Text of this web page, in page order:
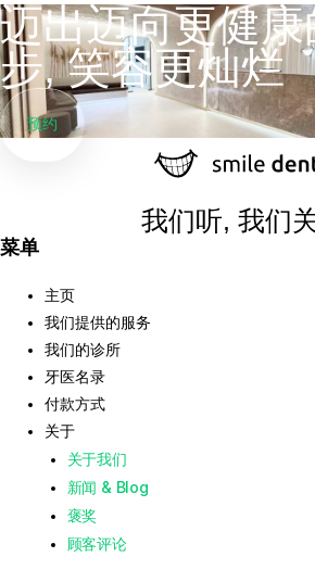
迈出迈向更健
步, 笑容更灿烂
预约
我们听, 我们
菜单
主页
我们提供的服务
我们的诊所
牙医名录
付款方式
关于
关于我们
新闻 & Blog
褒奖
顾客评论